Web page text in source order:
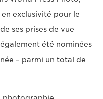
exclusivité pour le
ses prises de vue
été nominées
– parmi un total de